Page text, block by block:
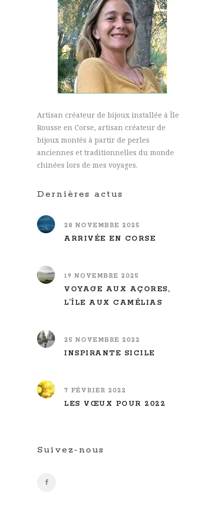
Artisan créateur de bijoux installée à Île
Rousse en Corse, artisan créateur de
bijoux montés à partir de perles
anciennes et traditionnelles du monde
chinées lors de mes voyages.
Dernières actus
28 NOVEMBRE 2025
ARRIVÉE EN CORSE
19 NOVEMBRE 2025
VOYAGE AUX AÇORES,
L’ÎLE AUX CAMÉLIAS
25 NOVEMBRE 2022
INSPIRANTE SICILE
7 FÉVRIER 2022
LES VŒUX POUR 2022
Suivez-nous